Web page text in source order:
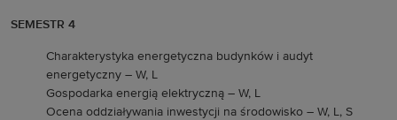
SEMESTR 4
Charakterystyka energetyczna budynków i audyt
energetyczny – W, L
Gospodarka energią elektryczną – W, L
Ocena oddziaływania inwestycji na środowisko – W, L, S